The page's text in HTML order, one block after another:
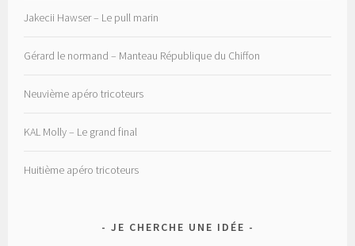
Jakecii Hawser – Le pull marin
Gérard le normand – Manteau République du Chiffon
Neuvième apéro tricoteurs
KAL Molly – Le grand final
Huitième apéro tricoteurs
JE CHERCHE UNE IDÉE